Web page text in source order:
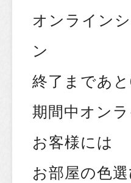
オンライン
ン
終了まであ
期間中オン
お客様には
お部屋の色